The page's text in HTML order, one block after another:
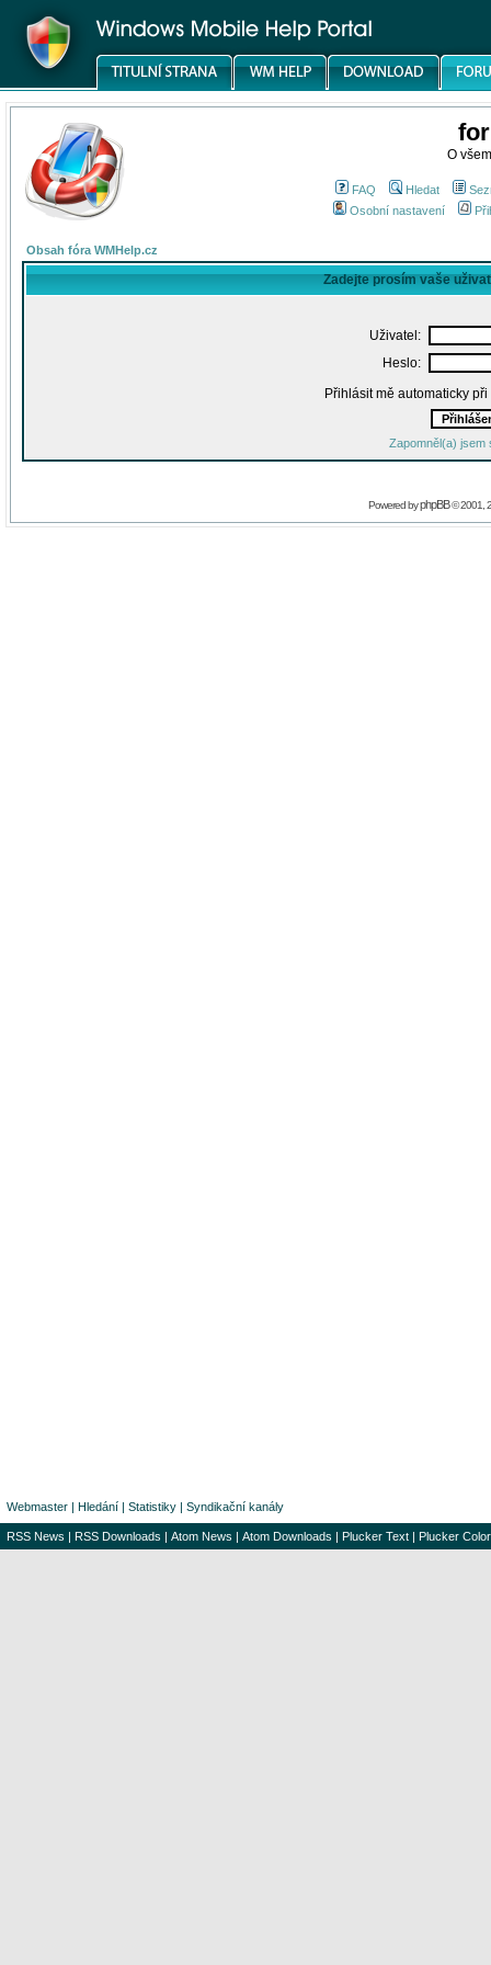
O
FAQ Hledat
Osobní nastavení
Obsah fóra WMHelp.cz
Zadejte prosím vaše
Uživatel:
Heslo:
Přihlásit mě automaticky
Zapomněl(a) jsem
Powered byphpBB© 2001,
Webmaster | Hledání | Statistiky | Syndikační kanály
RSS News | RSS Downloads | Atom News | Atom Downloads | Plucker Text | Plucker Color